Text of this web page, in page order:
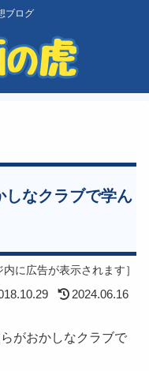
ブログ
しなクラブで学ん
内に広告が表示されます］
2024.06.16
がおかしなクラブで